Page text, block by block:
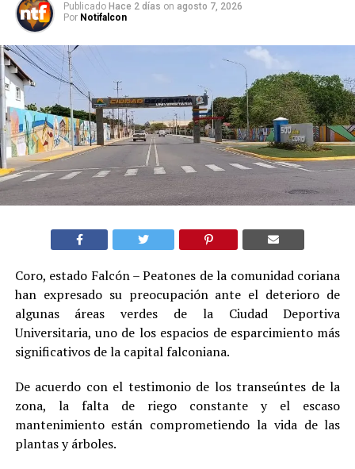
Publicado Hace 2 días on agosto 7, 2026
Por Notifalcon
Coro, estado Falcón – Peatones de la comunidad coriana
han expresado su preocupación ante el deterioro de
algunas áreas verdes de la Ciudad Deportiva
Universitaria, uno de los espacios de esparcimiento más
significativos de la capital falconiana.
De acuerdo con el testimonio de los transeúntes de la
zona, la falta de riego constante y el escaso
mantenimiento están comprometiendo la vida de las
plantas y árboles.